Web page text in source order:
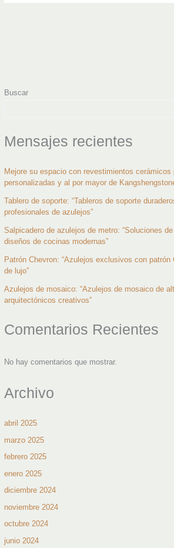
Buscar
Mensajes recientes
Mejore su espacio con revestimientos cerámicos
personalizadas y al por mayor de
Tablero de soporte: “Tableros de soporte
profesionales de azulejos”
Salpicadero de azulejos de metro: “Soluciones
diseños de cocinas modernas”
Patrón Chevron: “Azulejos exclusivos con patrón
de lujo”
Azulejos de mosaico: “Azulejos de mosaico de
arquitectónicos creativos”
Comentarios Recientes
No hay comentarios que mostrar.
Archivo
abril 2025
marzo 2025
febrero 2025
enero 2025
diciembre 2024
noviembre 2024
octubre 2024
junio 2024